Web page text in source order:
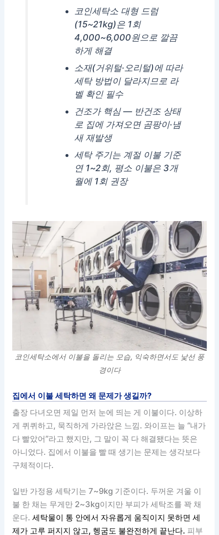
코인세탁소 대형 드럼
(15~21kg)은 1회
4,000~6,000원으로 깔끔
하게 해결
소재(거위털·오리털)에 따라
세탁 방법이 달라지므로 라
벨 확인 필수
건조가 핵심 — 반건조 상태
로 집에 가져오면 곰팡이·냄
새 재발생
세탁 주기는 계절 이불 기준
연 1~2회, 평소 이불은 3개
월에 1회 권장
코인세탁소에서 이불을 돌리는 모습, 익숙하면서도 낯선 풍
경이다
집에서 이불 세탁하면 왜 문제가 생길까?
출장 다녀오면 제일 먼저 눈에 띄는 게 이불이다. 이상하
게 퀴퀴하고, 묵직하게 가라앉은 느낌. 와이프는 늘 “내가
다 빨았어”라고 했지만, 그 말이 꼭 다 해결됐다는 뜻은
아니었다. 집에서 이불을 빨 때 생기는 문제는 생각보다
구체적이다.
일반 가정용 세탁기는 7~9kg 기준이다. 두꺼운 겨울 이
불 한 채는 무게만 2~3kg이지만 부피가 세탁조를 꽉 채
운다.세탁물이 통 안에서 자유롭게 움직이지 못하면 세
제가 고루 퍼지지 않고, 헹굼도 불완전하게 끝난다. 피부